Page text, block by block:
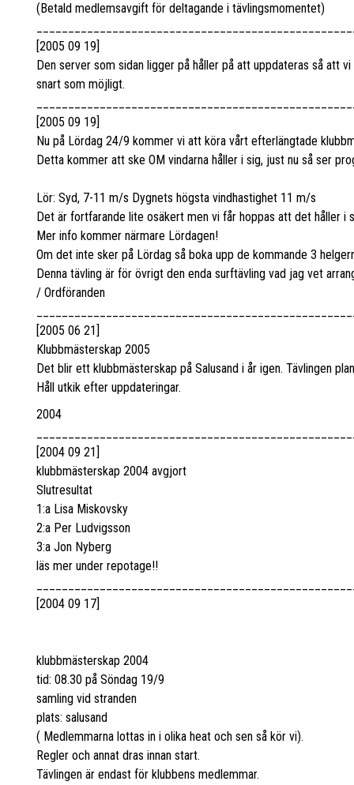
(Betald medlemsavgift för deltagande i tävlingsmomentet)
[2005 09 19]
Den server som sidan ligger på håller på att uppdateras så att
snart som möjligt.
[2005 09 19]
Nu på Lördag 24/9 kommer vi att köra vårt efterlängtade
Detta kommer att ske OM vindarna håller i sig, just nu så ser
Lör: Syd, 7-11 m/s Dygnets högsta vindhastighet 11 m/s
Det är fortfarande lite osäkert men vi får hoppas att det håller i
Mer info kommer närmare Lördagen!
Om det inte sker på Lördag så boka upp de kommande 3
Denna tävling är för övrigt den enda surftävling vad jag vet
/ Ordföranden
[2005 06 21]
Klubbmästerskap 2005
Det blir ett klubbmästerskap på Salusand i år igen. Tävlingen
Håll utkik efter uppdateringar.
2004
[2004 09 21]
klubbmästerskap 2004 avgjort
Slutresultat
1:a Lisa Miskovsky
2:a Per Ludvigsson
3:a Jon Nyberg
läs mer under repotage!!
[2004 09 17]
klubbmästerskap 2004
tid: 08.30 på Söndag 19/9
samling vid stranden
plats: salusand
( Medlemmarna lottas in i olika heat och sen så kör vi).
Regler och annat dras innan start.
Tävlingen är endast för klubbens medlemmar.